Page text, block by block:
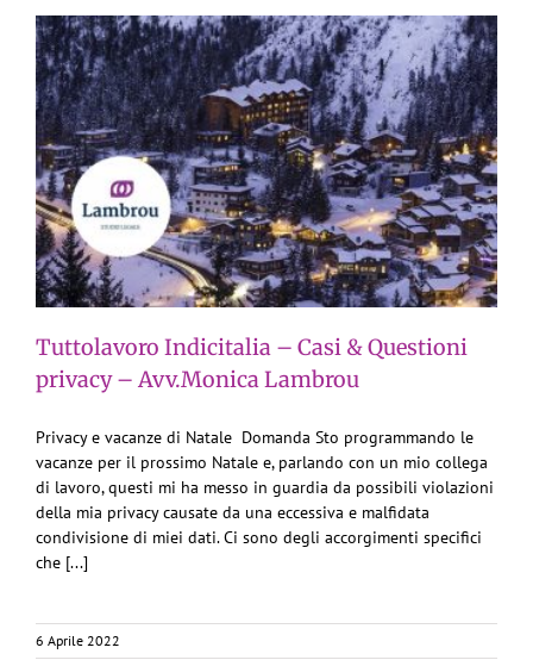
Tuttolavoro Indicitalia – Casi & Questioni
privacy – Avv.Monica Lambrou
Privacy e vacanze di Natale Domanda Sto programmando le
vacanze per il prossimo Natale e, parlando con un mio collega
di lavoro, questi mi ha messo in guardia da possibili violazioni
della mia privacy causate da una eccessiva e malfidata
condivisione di miei dati. Ci sono degli accorgimenti specifici
che [...]
6 Aprile 2022